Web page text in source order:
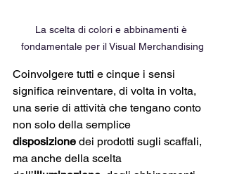
La scelta di colori e abbinamenti è
fondamentale per il Visual Merchandising
Coinvolgere tutti e cinque i sensi
significa reinventare, di volta in volta,
una serie di attività che tengano conto
non solo della semplice
disposizione dei prodotti sugli scaffali,
ma anche della scelta